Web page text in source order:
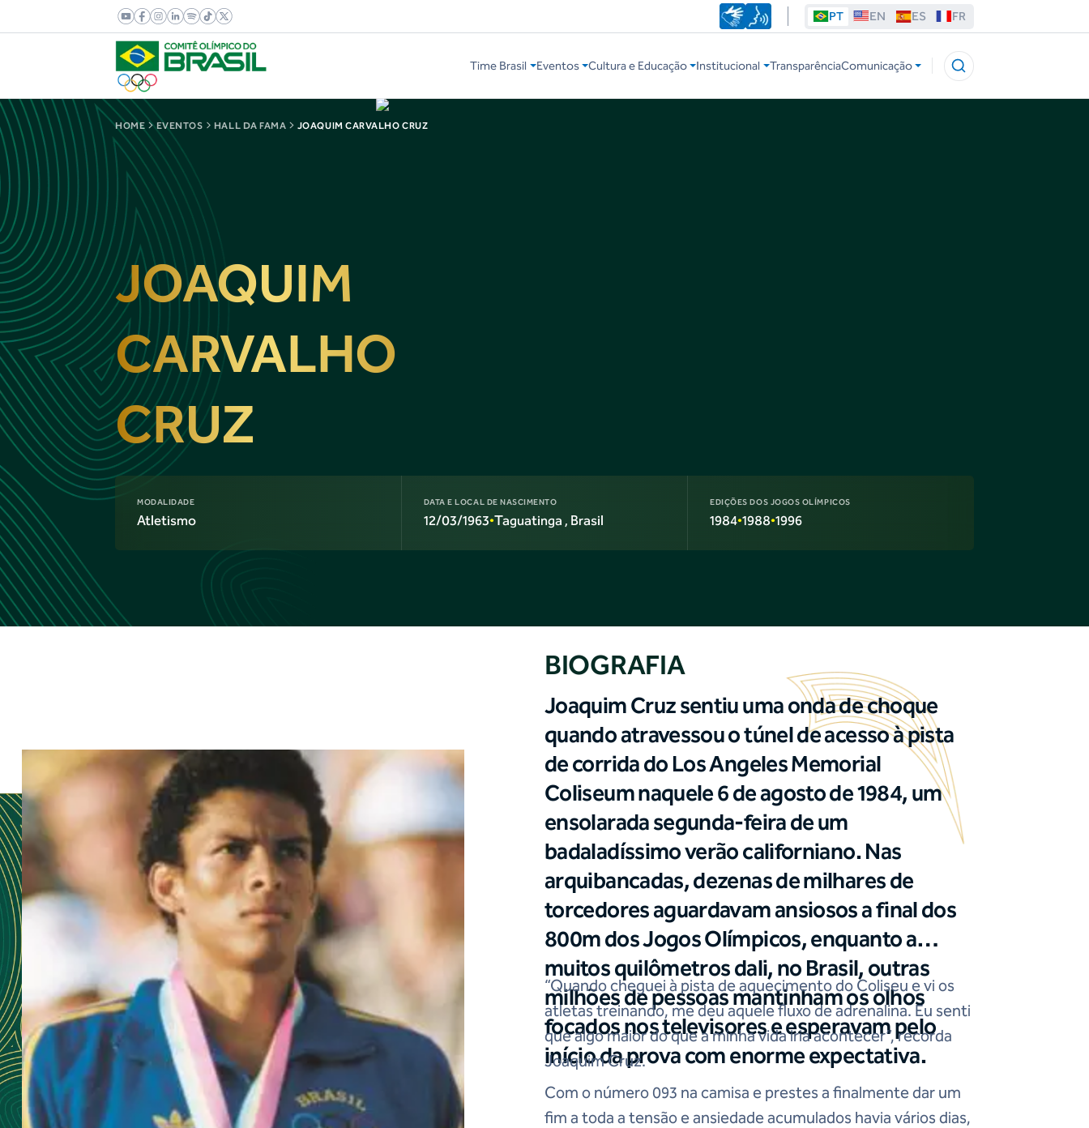
PT EN ES FR
Time Brasil Eventos Cultura e Educação Institucional TransparênciaComunicação
HOME EVENTOS HALL DA FAMA JOAQUIM CARVALHO CRUZ
JOAQUIM
CARVALHO
CRUZ
MODALIDADE
Atletismo
DATA E LOCAL DE NASCIMENTO
12/03/1963•Taguatinga , Brasil
EDIÇÕES DOS JOGOS OLÍMPICOS
1984•1988•1996
BIOGRAFIA
Joaquim Cruz sentiu uma onda de choque
quando atravessou o túnel de acesso à pista
de corrida do Los Angeles Memorial
Coliseum naquele 6 de agosto de 1984, um
ensolarada segunda-feira de um
badaladíssimo verão californiano. Nas
arquibancadas, dezenas de milhares de
torcedores aguardavam ansiosos a final dos
800m dos Jogos Olímpicos, enquanto a
muitos quilômetros dali, no Brasil, outras
milhões de pessoas mantinham os olhos
focados nos televisores e esperavam pelo
início da prova com enorme expectativa.
“Quando cheguei à pista de aquecimento do Coliseu e vi os
atletas treinando, me deu aquele fluxo de adrenalina. Eu senti
que algo maior do que a minha vida iria acontecer”, recorda
Joaquim Cruz.
Com o número 093 na camisa e prestes a finalmente dar um
fim a toda a tensão e ansiedade acumulados havia vários dias,